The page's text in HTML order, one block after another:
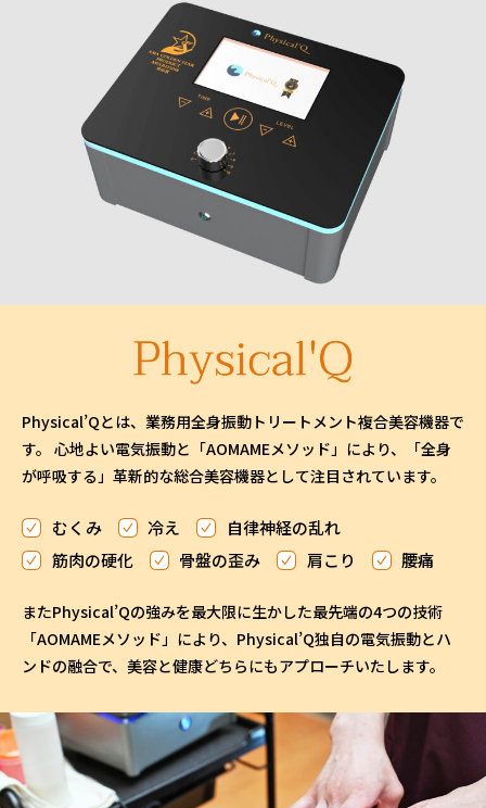
Physical’Qとは、業務用全身振動トリートメント複合美容機器で
す。 心地よい電気振動と「AOMAMEメソッド」により、「全身
が呼吸する」革新的な総合美容機器として注目されています。
むくみ 冷え
自律神経の乱れ
筋肉の硬化
骨盤の歪み 肩こり 腰痛
またPhysical’Qの強みを最大限に生かした最先端の4つの技術
「AOMAMEメソッド」により、Physical’Q独自の電気振動とハ
ンドの融合で、美容と健康どちらにもアプローチいたします。